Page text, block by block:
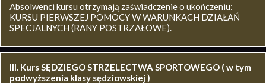
Absolwenci kursu otrzymają zaświadczenie o ukończeniu:
KURSU PIERWSZEJ POMOCY W WARUNKACH DZIAŁAŃ
SPECJALNYCH (RANY POSTRZAŁOWE).
III. Kurs SĘDZIEGO STRZELECTWA SPORTOWEGO ( w tym
podwyższenia klasy sędziowskiej )